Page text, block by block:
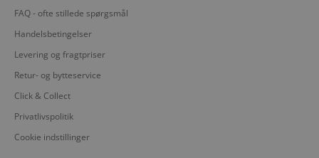
FAQ - ofte stillede spørgsmål
Handelsbetingelser
Levering og fragtpriser
Retur- og bytteservice
Click & Collect
Privatlivspolitik
Cookie indstillinger